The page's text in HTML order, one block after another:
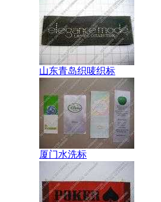
山东青岛织唛织标
厦门水洗标